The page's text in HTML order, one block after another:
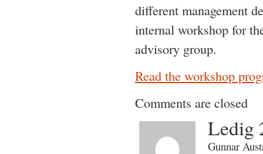
different management
internal workshop for
advisory group.
Read the workshop
Comments are closed
Ledig
Gunnar